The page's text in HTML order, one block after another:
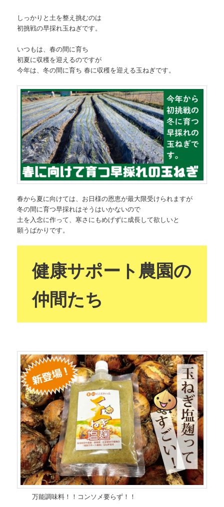
しっかりと土を整え挑むのは
初挑戦の早採れ玉ねぎです。
いつもは、春の間に育ち
初夏に収穫を迎えるのですが
今年は、冬の間に育ち 春に収穫を迎える玉ねぎです。
春から夏に向けては、お日様の恩恵が最大限受けられますが
冬の間に育つ早採れはそうはいかないので
土を入念に作って、寒さにもめげずに成長して欲しいと
願うばかりです。
健康サポート農園の
仲間たち
万能調味料！！コンソメ要らず！！